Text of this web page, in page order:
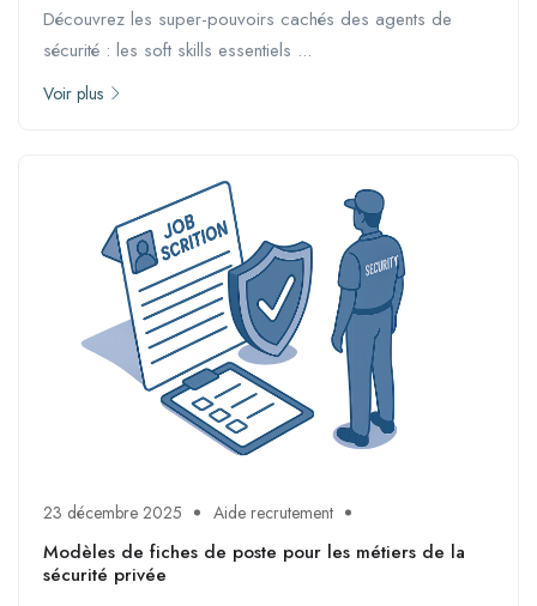
Découvrez les super-pouvoirs cachés des agents de
sécurité : les soft skills essentiels ...
Voir plus
23 décembre 2025 Aide recrutement
Modèles de fiches de poste pour les métiers de la
sécurité privée